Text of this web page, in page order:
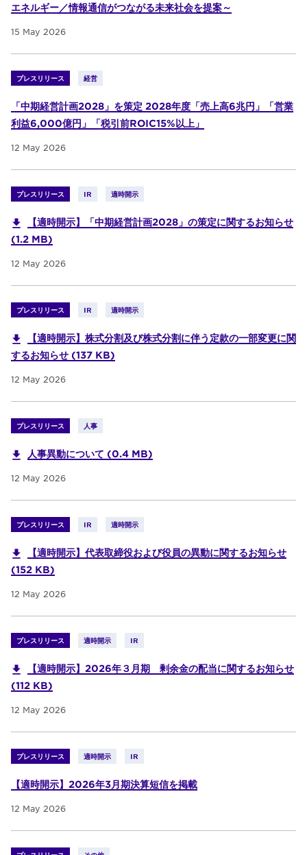
エネルギー／情報通信がつながる未来社会を提案～
15 May 2026
プレスリリース 経営
「中期経営計画2028」を策定 2028年度「売上高6兆円」「営業
利益6,000億円」「税引前ROIC15%以上」
12 May 2026
プレスリリース IR 適時開示
【適時開示】「中期経営計画2028」の策定に関するお知らせ
(1.2 MB)
12 May 2026
プレスリリース IR 適時開示
【適時開示】株式分割及び株式分割に伴う定款の一部変更に関
するお知らせ (137 KB)
12 May 2026
プレスリリース 人事
人事異動について (0.4 MB)
12 May 2026
プレスリリース IR 適時開示
【適時開示】代表取締役および役員の異動に関するお知らせ
(152 KB)
12 May 2026
プレスリリース 適時開示 IR
【適時開示】2026年３月期 剰余金の配当に関するお知らせ
(112 KB)
12 May 2026
プレスリリース 適時開示 IR
【適時開示】2026年3月期決算短信を掲載
12 May 2026